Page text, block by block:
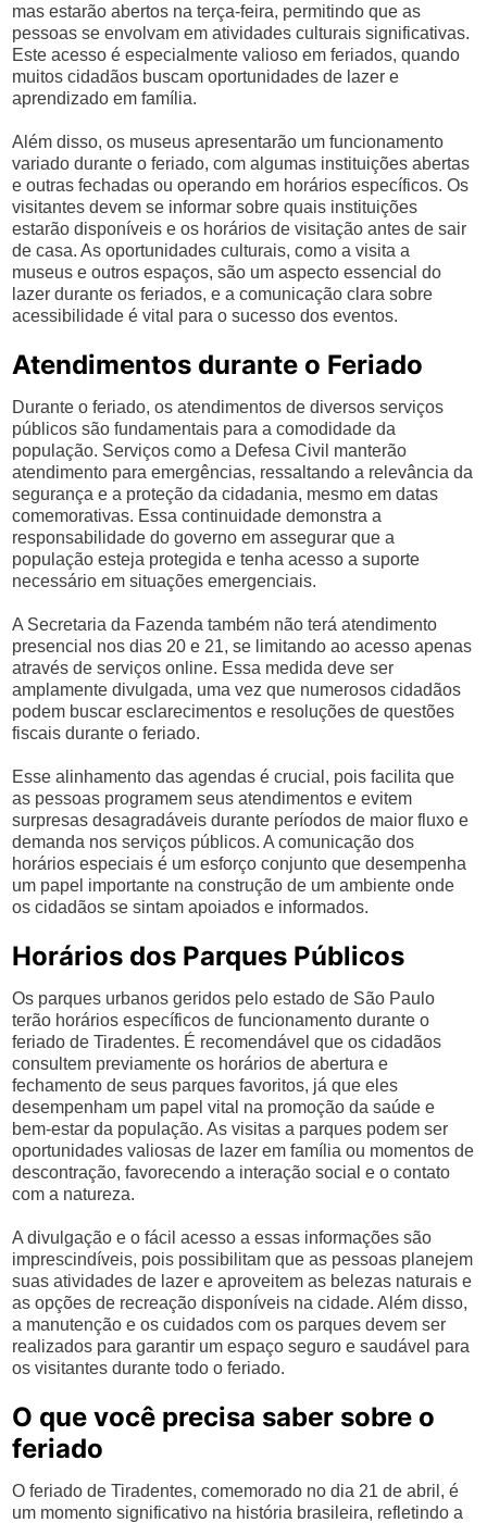
mas estarão abertos na terça-feira, permitindo que as
pessoas se envolvam em atividades culturais significativas.
Este acesso é especialmente valioso em feriados, quando
muitos cidadãos buscam oportunidades de lazer e
aprendizado em família.
Além disso, os museus apresentarão um funcionamento
variado durante o feriado, com algumas instituições abertas
e outras fechadas ou operando em horários específicos. Os
visitantes devem se informar sobre quais instituições
estarão disponíveis e os horários de visitação antes de sair
de casa. As oportunidades culturais, como a visita a
museus e outros espaços, são um aspecto essencial do
lazer durante os feriados, e a comunicação clara sobre
acessibilidade é vital para o sucesso dos eventos.
Atendimentos durante o Feriado
Durante o feriado, os atendimentos de diversos serviços
públicos são fundamentais para a comodidade da
população. Serviços como a Defesa Civil manterão
atendimento para emergências, ressaltando a relevância da
segurança e a proteção da cidadania, mesmo em datas
comemorativas. Essa continuidade demonstra a
responsabilidade do governo em assegurar que a
população esteja protegida e tenha acesso a suporte
necessário em situações emergenciais.
A Secretaria da Fazenda também não terá atendimento
presencial nos dias 20 e 21, se limitando ao acesso apenas
através de serviços online. Essa medida deve ser
amplamente divulgada, uma vez que numerosos cidadãos
podem buscar esclarecimentos e resoluções de questões
fiscais durante o feriado.
Esse alinhamento das agendas é crucial, pois facilita que
as pessoas programem seus atendimentos e evitem
surpresas desagradáveis durante períodos de maior fluxo e
demanda nos serviços públicos. A comunicação dos
horários especiais é um esforço conjunto que desempenha
um papel importante na construção de um ambiente onde
os cidadãos se sintam apoiados e informados.
Horários dos Parques Públicos
Os parques urbanos geridos pelo estado de São Paulo
terão horários específicos de funcionamento durante o
feriado de Tiradentes. É recomendável que os cidadãos
consultem previamente os horários de abertura e
fechamento de seus parques favoritos, já que eles
desempenham um papel vital na promoção da saúde e
bem-estar da população. As visitas a parques podem ser
oportunidades valiosas de lazer em família ou momentos de
descontração, favorecendo a interação social e o contato
com a natureza.
A divulgação e o fácil acesso a essas informações são
imprescindíveis, pois possibilitam que as pessoas planejem
suas atividades de lazer e aproveitem as belezas naturais e
as opções de recreação disponíveis na cidade. Além disso,
a manutenção e os cuidados com os parques devem ser
realizados para garantir um espaço seguro e saudável para
os visitantes durante todo o feriado.
O que você precisa saber sobre o
feriado
O feriado de Tiradentes, comemorado no dia 21 de abril, é
um momento significativo na história brasileira, refletindo a